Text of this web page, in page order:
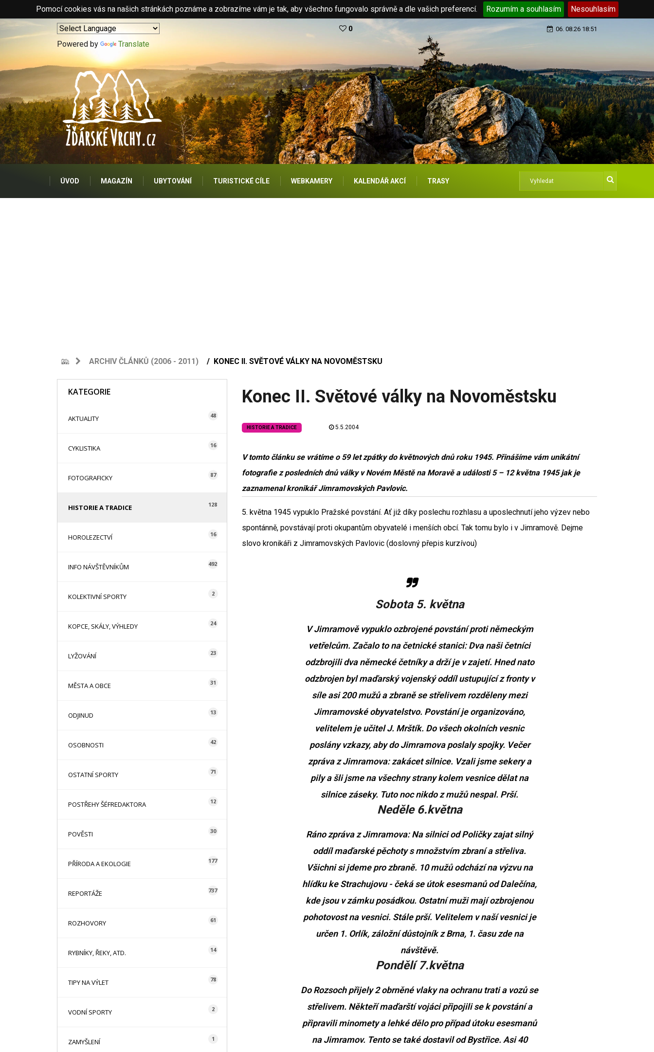
Pomocí cookies vás na našich stránkách poznáme a zobrazíme vám je tak, aby všechno fungovalo správně a dle vašich preferencí. Rozumím a souhlasím Nesouhlasím
Powered by Translate
0 06. 08.26 18:51
ÚVOD MAGAZÍN UBYTOVÁNÍ TURISTICKÉ CÍLE WEBKAMERY KALENDÁŘ AKCÍ TRASY
ARCHIV ČLÁNKŮ (2006 - 2011) KONEC II. SVĚTOVÉ VÁLKY NA NOVOMĚSTSKU
KATEGORIE
AKTUALITY 48
CYKLISTIKA 16
FOTOGRAFICKY 87
HISTORIE A TRADICE 128
HOROLEZECTVÍ 16
INFO NÁVŠTĚVNÍKŮM 492
KOLEKTIVNÍ SPORTY 2
KOPCE, SKÁLY, VÝHLEDY 24
LYŽOVÁNÍ 23
MĚSTA A OBCE 31
ODJINUD 13
OSOBNOSTI 42
OSTATNÍ SPORTY 71
POSTŘEHY ŠÉFREDAKTORA 12
POVĚSTI 30
PŘÍRODA A EKOLOGIE 177
REPORTÁŽE 737
ROZHOVORY 61
RYBNÍKY, ŘEKY, ATD. 14
TIPY NA VÝLET 78
VODNÍ SPORTY 2
ZAMYŠLENÍ 1
Konec II. Světové války na Novoměstsku
HISTORIE A TRADICE 5.5.2004
V tomto článku se vrátíme o 59 let zpátky do květnových dnů roku 1945. Přinášíme vám unikátní
fotografie z posledních dnů války v Novém Městě na Moravě a události 5 – 12 května 1945 jak je
zaznamenal kronikář Jimramovských Pavlovic.
5. května 1945 vypuklo Pražské povstání. Ať již díky poslechu rozhlasu a uposlechnutí jeho výzev nebo
spontánně, povstávají proti okupantům obyvatelé i menších obcí. Tak tomu bylo i v Jimramově. Dejme
slovo kronikáři z Jimramovských Pavlovic (doslovný přepis kurzívou)
Sobota 5. května
V Jimramově vypuklo ozbrojené povstání proti německým
vetřelcům. Začalo to na četnické stanici: Dva naši četníci
odzbrojili dva německé četníky a drží je v zajetí. Hned nato
odzbrojen byl maďarský vojenský oddíl ustupující z fronty v
síle asi 200 mužů a zbraně se střelivem rozděleny mezi
Jimramovské obyvatelstvo. Povstání je organizováno,
velitelem je učitel J. Mrštík. Do všech okolních vesnic
poslány vzkazy, aby do Jimramova poslaly spojky. Večer
zpráva z Jimramova: zakácet silnice. Vzali jsme sekery a
pily a šli jsme na všechny strany kolem vesnice dělat na
silnice záseky. Tuto noc nikdo z mužů nespal. Prší.
Neděle 6.května
Ráno zpráva z Jimramova: Na silnici od Poličky zajat silný
oddíl maďarské pěchoty s množstvím zbraní a střeliva.
Všichni si jdeme pro zbraně. 10 mužů odchází na výzvu na
hlídku ke Strachujovu - čeká se útok esesmanů od Dalečína,
kde jsou v zámku posádkou. Ostatní muži mají ozbrojenou
pohotovost na vesnici. Stále prší. Velitelem v naší vesnici je
určen 1. Orlík, záložní důstojník z Brna, 1. času zde na
návštěvě.
Pondělí 7.května
Do Rozsoch přijely 2 obrněné vlaky na ochranu trati a vozů se
střelivem. Někteří maďarští vojáci připojili se k povstání a
připravili minomety a lehké dělo pro případ útoku esesmanů
na Jimramov. Tento se také dostavil od Bystřice. Asi 40